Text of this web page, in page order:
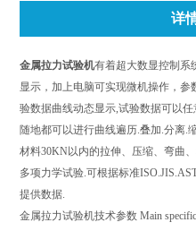
详
金属拉力试验机有着超大数显控制系
显示，加上电脑可实现微机操作，
验数据曲线动态显示,试验数据可以
随地都可以进行曲线遍历.叠加.分离.
材料30KN以内的拉伸、压缩、弯曲
多项力学试验.可根据标准
提供数据.
金属拉力试验机技术参数 Main